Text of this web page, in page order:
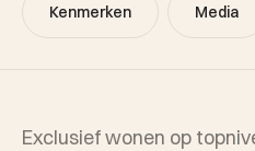
Kenmerken Media
Exclusief wonen op